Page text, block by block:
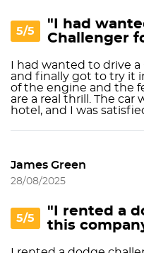
5/5
"I had
Challenger
I had wanted to drive
and finally got to try it
of the engine and the
are a real thrill. The
hotel, and I was
James Green
28/08/2025
5/5
"I rented a
this